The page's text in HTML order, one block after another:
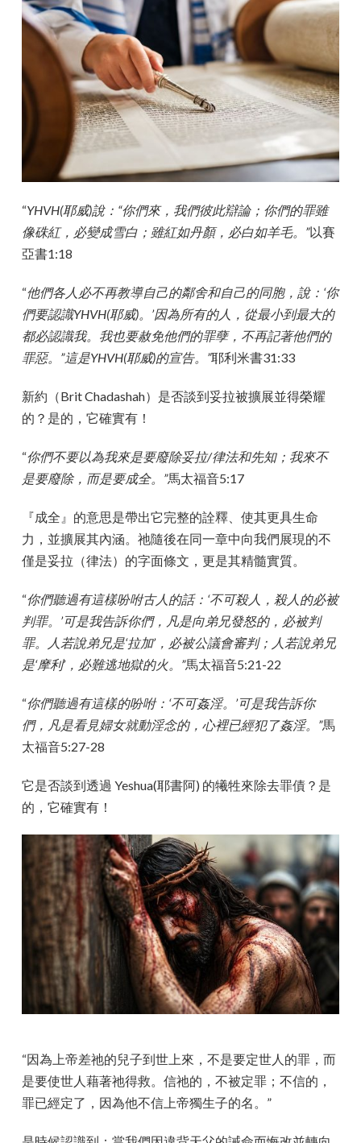
“YHVH(耶威)說：“你們來，我們彼此辯論；你們的罪雖
像硃紅，必變成雪白；雖紅如丹顏，必白如羊毛。”以賽
亞書1:18
“他們各人必不再教導自己的鄰舍和自己的同胞，說：‘你
們要認識YHVH(耶威)。’因為所有的人，從最小到最大的
都必認識我。我也要赦免他們的罪孽，不再記著他們的
罪惡。”這是YHVH(耶威)的宣告。”耶利米書31:33
新約（Brit Chadashah）是否談到妥拉被擴展並得榮耀
的？是的，它確實有！
“你們不要以為我來是要廢除妥拉/律法和先知；我來不
是要廢除，而是要成全。”馬太福音5:17
『成全』的意思是帶出它完整的詮釋、使其更具生命
力，並擴展其內涵。祂隨後在同一章中向我們展現的不
僅是妥拉（律法）的字面條文，更是其精髓實質。
“你們聽過有這樣吩咐古人的話：‘不可殺人，殺人的必被
判罪。’可是我告訴你們，凡是向弟兄發怒的，必被判
罪。人若說弟兄是‘拉加’，必被公議會審判；人若說弟兄
是‘摩利’，必難逃地獄的火。”馬太福音5:21-22
“你們聽過有這樣的吩咐：‘不可姦淫。’可是我告訴你
們，凡是看見婦女就動淫念的，心裡已經犯了姦淫。”馬
太福音5:27-28
它是否談到透過 Yeshua(耶書阿) 的犧牲來除去罪債？是
的，它確實有！
“因為上帝差祂的兒子到世上來，不是要定世人的罪，而
是要使世人藉著祂得救。信祂的，不被定罪；不信的，
罪已經定了，因為他不信上帝獨生子的名。”